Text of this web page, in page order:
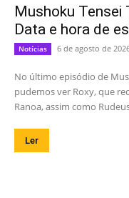
Mushoku Tensei
Data e hora de
Notícias 6 de agosto de
No último episódio de
pudemos ver Roxy, que
Ranoa, assim como
Ler